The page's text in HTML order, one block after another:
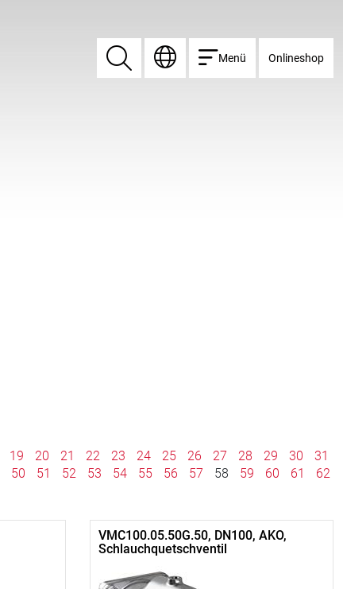
Suchen
Suchen Menü Onlineshop
19 20 21 22 23 24 25 26 27 28 29 30
31
50 51 52 53 54 55 56 57 58 59 60 61
62
VMC100.05.50G.50, DN100, AKO,
Schlauchquetschventil